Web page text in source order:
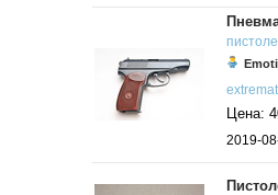
Цена:
2019-